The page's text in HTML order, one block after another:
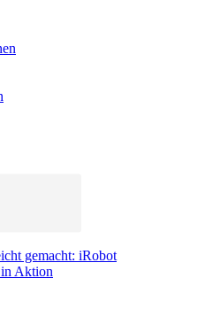
gemacht: iRobot
in Aktion